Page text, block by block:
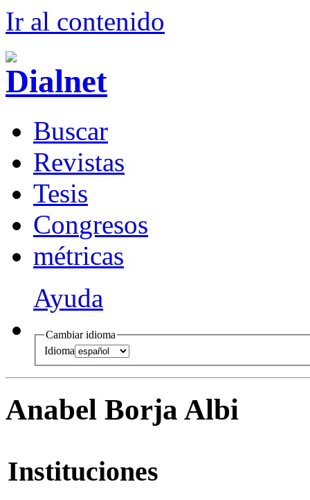
Ir al contenido
Buscar
Revistas
Tesis
Congresos
métricas
Ayuda
Cambiar idioma
Idioma
Anabel Borja Albi
Instituciones